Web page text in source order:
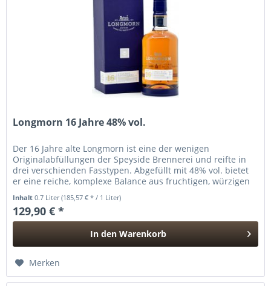
Longmorn 16 Jahre 48% vol.
Der 16 Jahre alte Longmorn ist eine der wenigen
Originalabfüllungen der Speyside Brennerei und reifte in
drei verschienden Fasstypen. Abgefüllt mit 48% vol. bietet
er eine reiche, komplexe Balance aus fruchtigen, würzigen
Inhalt0.7 Liter(185,57 € * / 1 Liter)
129,90 € *
In den Warenkorb
Merken